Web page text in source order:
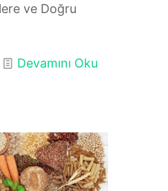
ve Doğru
Devamını Oku